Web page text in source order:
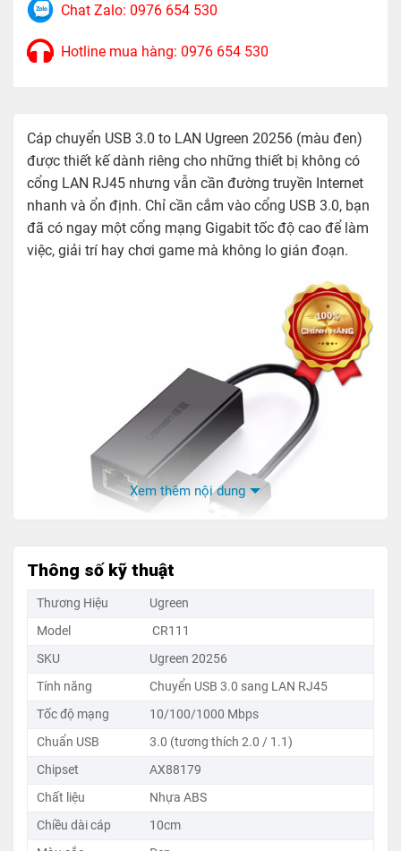
Chat Zalo: 0976 654 530
Hotline mua hàng: 0976 654 530
Cáp chuyển USB 3.0 to LAN Ugreen 20256 (màu đen)
được thiết kế dành riêng cho những thiết bị không có
cổng LAN RJ45 nhưng vẫn cần đường truyền Internet
nhanh và ổn định. Chỉ cần cắm vào cổng USB 3.0, bạn
đã có ngay một cổng mạng Gigabit tốc độ cao để làm
việc, giải trí hay chơi game mà không lo gián đoạn.
RJ45 Gigabit 1000Mbps, chipset AX88179, thiết kế ABS
nhỏ gọn màu đen, bảo hành chính hãng
Ưu điểm nổi bật :
Kết nối Gigabit 1Gbps siêu nhanh
nhận rõ ràng sự ổn định khi tải tài liệu dung lượng
Xem thêm nội dung
Thông số kỹ thuật
Thương Hiệu
Ugreen
Model
CR111
SKU
Ugreen 20256
Tính năng
Chuyển USB 3.0 sang LAN RJ45
Tốc độ mạng
10/100/1000 Mbps
Chuẩn USB
3.0 (tương thích 2.0 / 1.1)
Chipset
AX88179
Chất liệu
Nhựa ABS
Chiều dài cáp
10cm